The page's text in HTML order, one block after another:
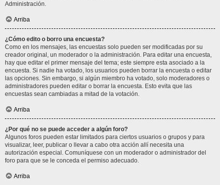
Administración.
Arriba
¿Cómo edito o borro una encuesta?
Como en los mensajes, las encuestas solo pueden ser modificadas por su
creador original, un moderador o la administración. Para editar una encuesta,
hay que editar el primer mensaje del tema; este siempre esta asociado a la
encuesta. Si nadie ha votado, los usuarios pueden borrar la encuesta o editar
las opciones. Sin embargo, si algún miembro ha votado, solo moderadores o
administradores pueden editar o borrar la encuesta. Esto evita que las
encuestas sean cambiadas a mitad de la votación.
Arriba
¿Por qué no se puede acceder a algún foro?
Algunos foros pueden estar limitados para ciertos usuarios o grupos y para
visualizar, leer, publicar o llevar a cabo otra acción allí necesita una
autorización especial. Comuníquese con un moderador o administrador del
foro para que se le conceda el permiso adecuado.
Arriba